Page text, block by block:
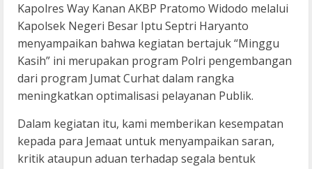
Kapolres Way Kanan AKBP Pratomo Widodo melalui
Kapolsek Negeri Besar Iptu Septri Haryanto
menyampaikan bahwa kegiatan bertajuk “Minggu
Kasih” ini merupakan program Polri pengembangan
dari program Jumat Curhat dalam rangka
meningkatkan optimalisasi pelayanan Publik.
Dalam kegiatan itu, kami memberikan kesempatan
kepada para Jemaat untuk menyampaikan saran,
kritik ataupun aduan terhadap segala bentuk